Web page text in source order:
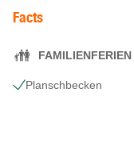
Facts
FAMILIENFERIEN
Planschbecken